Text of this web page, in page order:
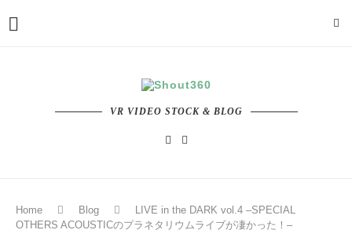
VR VIDEO STOCK & BLOG
Home Blog
LIVE in the DARK vol.4 –SPECIAL
OTHERS ACOUSTICのプラネタリウムライブが凄かった！–